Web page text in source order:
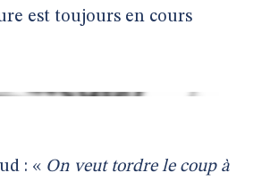
est toujours en cours
: « On veut tordre le coup à